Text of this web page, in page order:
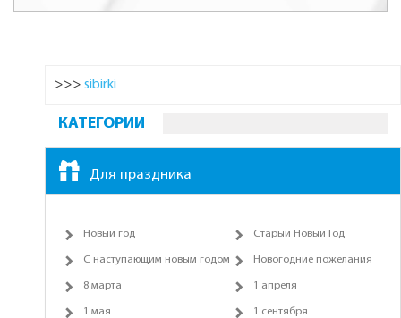
>>> sibirki
КАТЕГОРИИ
Для праздника
Новый год Старый Новый Год
С наступающим новым годом Новогодние пожелания
8 марта 1 апреля
1 мая 1 сентября